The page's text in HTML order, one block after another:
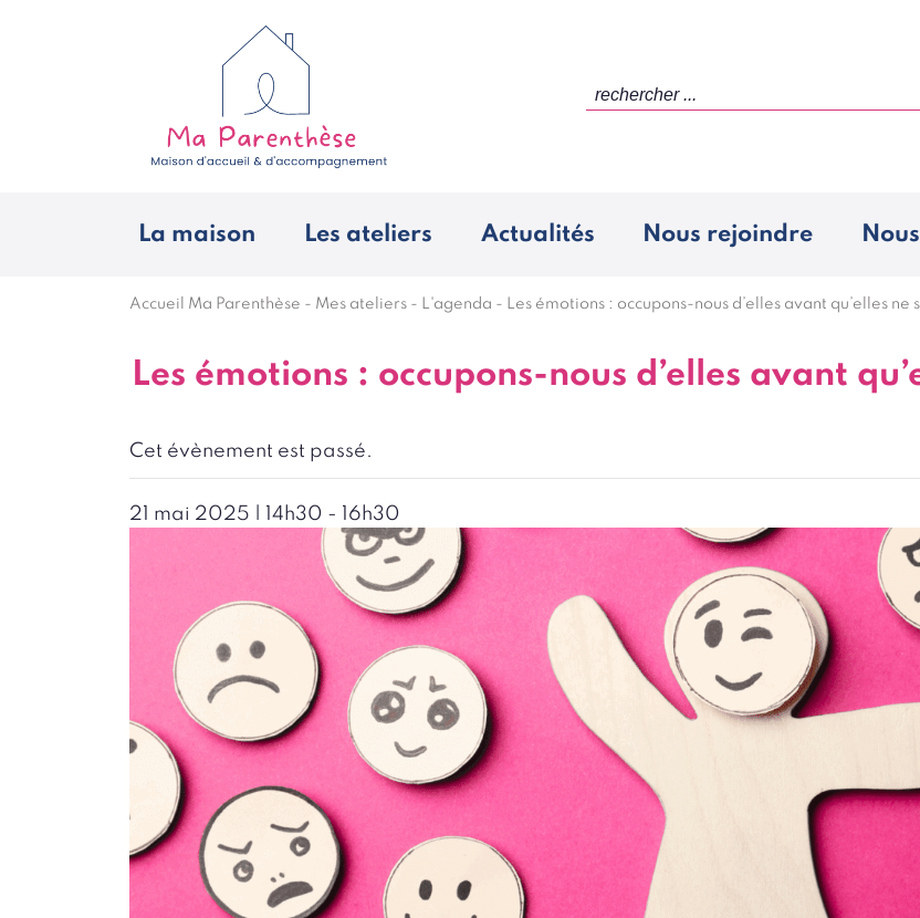
rechercher ...
La maison Les ateliers Actualités Nous rejoindre
Accueil Ma Parenthèse - Mes ateliers - L'agenda - Les émotions : occupons-nous d’elles avant qu’elles ne
Les émotions : occupons-nous d’elles avant
Cet évènement est passé.
21 mai 2025 | 14h30 - 16h30